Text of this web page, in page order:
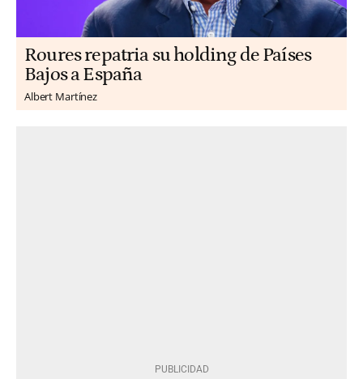
Roures repatria su holding de Países
Bajos a España
Albert Martínez